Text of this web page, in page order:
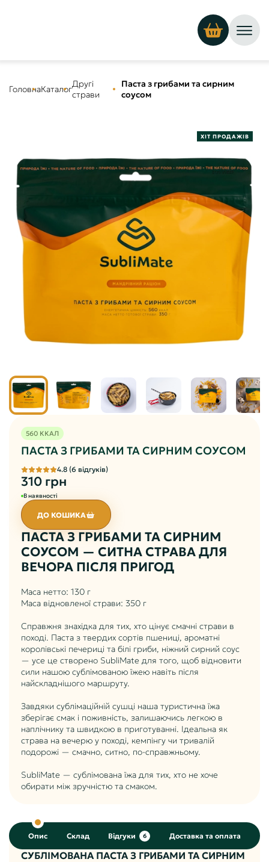
ГоловнаКаталогДругі
страви
Паста з грибами та сирним
соусом
ХІТ ПРОДАЖІВ
560 ККАЛ
ПАСТА З ГРИБАМИ ТА СИРНИМ СОУСОМ
4.8 (6 відгуків)
310 грн
В наявності
ДО КОШИКА
ПАСТА З ГРИБАМИ ТА СИРНИМ
СОУСОМ — СИТНА СТРАВА ДЛЯ
ВЕЧОРА ПІСЛЯ ПРИГОД
Маса нетто: 130 г
Маса відновленої страви: 350 г
Справжня знахідка для тих, хто цінує смачні страви в
поході. Паста з твердих сортів пшениці, ароматні
королівські печериці та білі гриби, ніжний сирний соус
— усе це створено SubliMate для того, щоб відновити
сили нашою сублімованою їжею навіть після
найскладнішого маршруту.
Завдяки сублімаційній сушці наша туристична їжа
зберігає смак і поживність, залишаючись легкою в
наплічнику та швидкою в приготуванні. Ідеальна як
страва на вечерю у поході, кемпінгу чи тривалій
подорожі — смачно, ситно, по-справжньому.
SubliMate — сублімована їжа для тих, хто не хоче
обирати між зручністю та смаком.
Опис Склад Відгуки 6 Доставка та оплата
СУБЛІМОВАНА ПАСТА З ГРИБАМИ ТА СИРНИМ